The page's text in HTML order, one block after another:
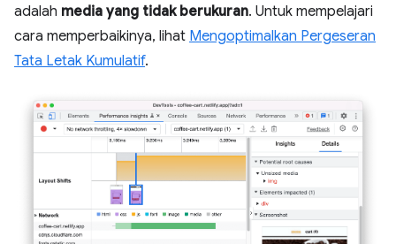
adalah media yang tidak berukuran. Untuk mempelajari
cara memperbaikinya, lihat Mengoptimalkan Pergeseran
Tata Letak Kumulatif.